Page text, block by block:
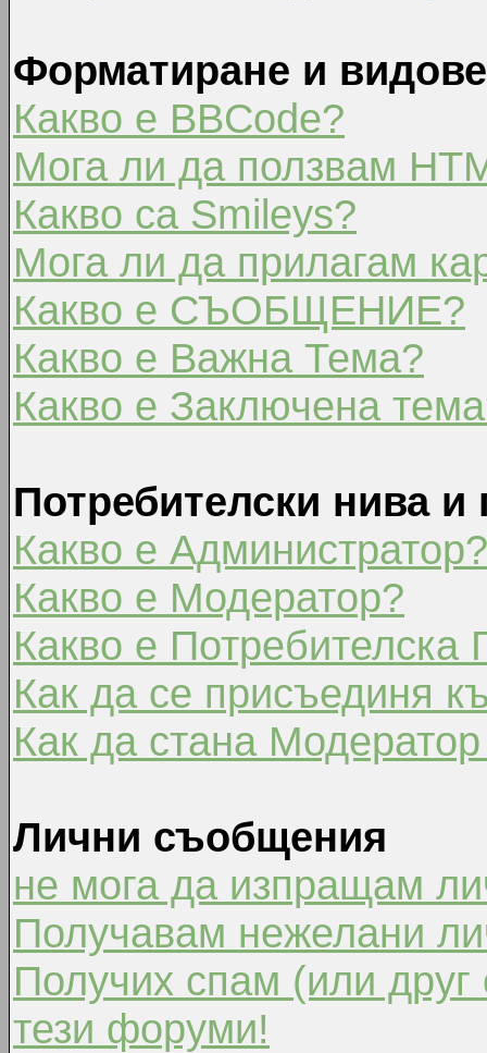
Форматиране и
Какво е BBCode?
Мога ли да ползвам
Какво са Smileys?
Мога ли да прилагам
Какво е СЪОБЩЕНИЕ?
Какво е Важна Тема?
Какво е Заключена
Потребителски нива и
Какво е Администратор?
Какво е Модератор?
Какво е Потребителска
Как да се присъединя
Как да стана
Лични съобщения
не мога да изпращам
Получавам нежелани
Получих спам (или
тези форуми!